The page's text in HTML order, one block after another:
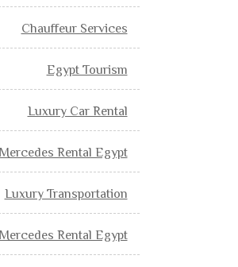
Chauffeur Services
Egypt Tourism
Luxury Car Rental
Rental Egypt
Luxury Transportation
Rental Egypt